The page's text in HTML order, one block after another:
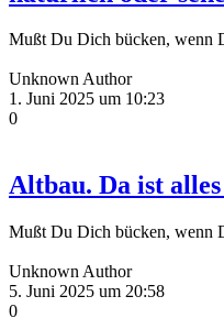
Mußt Du Dich bücken, wenn
Unknown Author
1. Juni 2025 um 10:23
0
Altbau. Da ist alles
Mußt Du Dich bücken, wenn
Unknown Author
5. Juni 2025 um 20:58
0